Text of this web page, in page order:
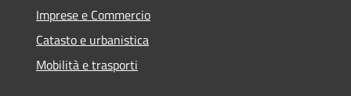
Imprese e Commercio
Catasto e urbanistica
Mobilità e trasporti